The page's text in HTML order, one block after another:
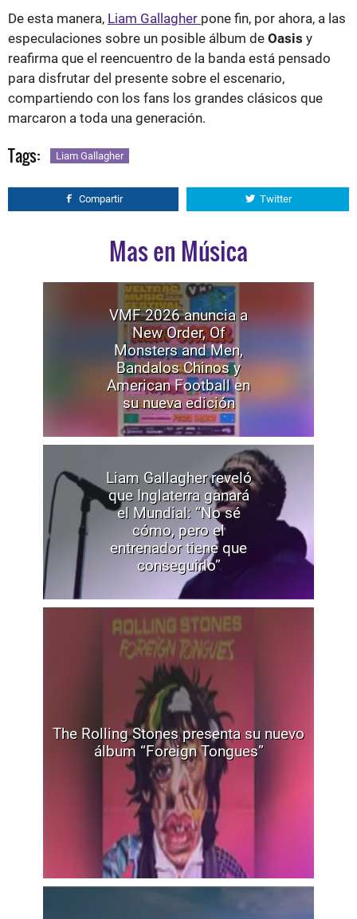
De esta manera, Liam Gallagher pone fin, por ahora, a las
especulaciones sobre un posible álbum de Oasis y
reafirma que el reencuentro de la banda está pensado
para disfrutar del presente sobre el escenario,
compartiendo con los fans los grandes clásicos que
marcaron a toda una generación.
Tags: Liam Gallagher
Compartir Twitter
Mas en Música
VMF 2026 anuncia a
New Order, Of
Monsters and Men,
Bandalos Chinos y
American Football en
su nueva edición
Liam Gallagher reveló
que Inglaterra ganará
el Mundial: “No sé
cómo, pero el
entrenador tiene que
conseguirlo”
The Rolling Stones presenta su nuevo
álbum “Foreign Tongues”